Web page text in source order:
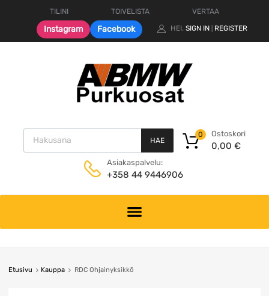
TILINI TOIVELISTA VERTAA
Instagram Facebook HEI. SIGN IN REGISTER
Products search
HAE
Ostoskori
0,00 €
0
Asiakaspalvelu:
+358 44 9446906
content
Etusivu Kauppa RDC Ohjainyksikkö